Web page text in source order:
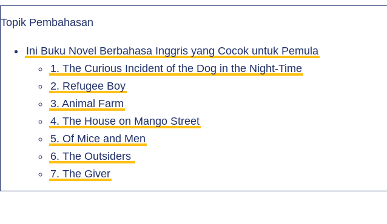
Topik Pembahasan
Ini Buku Novel Berbahasa Inggris yang Cocok untuk Pemula
1. The Curious Incident of the Dog in the Night-Time
2. Refugee Boy
3. Animal Farm
4. The House on Mango Street
5. Of Mice and Men
6. The Outsiders
7. The Giver